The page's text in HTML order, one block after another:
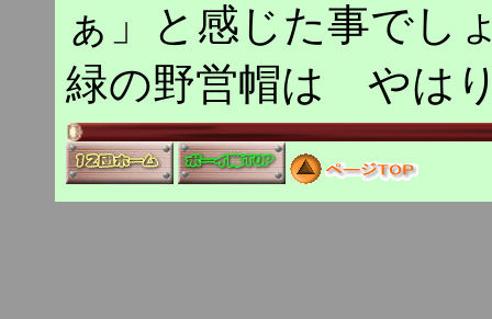
ぁ」と感じた事でし
緑の野営帽は やは